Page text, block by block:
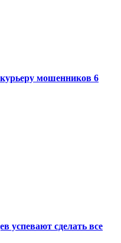
мошенников 6
успевают сделать все